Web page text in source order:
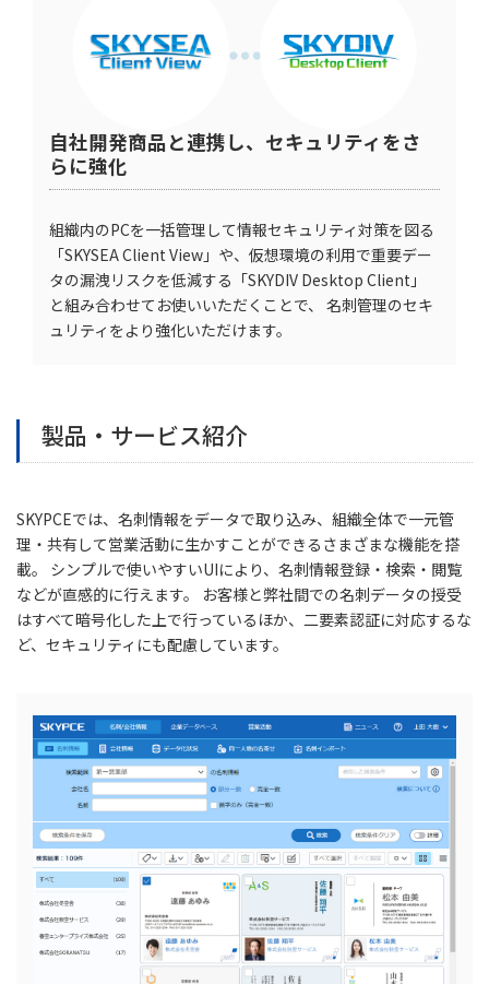
自社開発商品と連携し、セキュリティをさ
らに強化
組織内のPCを一括管理して情報セキュリティ対策を図る
「SKYSEA Client View」や、仮想環境の利用で重要デー
タの漏洩リスクを低減する「SKYDIV Desktop Client」
と組み合わせてお使いいただくことで、 名刺管理のセキ
ュリティをより強化いただけます。
製品・サービス紹介
SKYPCEでは、名刺情報をデータで取り込み、組織全体で一元管
理・共有して営業活動に生かすことができるさまざまな機能を搭
載。 シンプルで使いやすいUIにより、名刺情報登録・検索・閲覧
などが直感的に行えます。 お客様と弊社間での名刺データの授受
はすべて暗号化した上で行っているほか、二要素認証に対応するな
ど、セキュリティにも配慮しています。